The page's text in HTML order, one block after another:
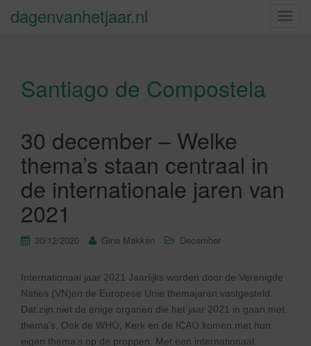
S
dagenvanhetjaar.nl
Santiago de Compostela
30 december – Welke
thema’s staan centraal in
de internationale jaren van
2021
30/12/2020 Gina Makken December
Internationaal jaar 2021 Jaarlijks worden door de Verenigde
Naties (VN)en de Europese Unie themajaren vastgesteld.
Dat zijn niet de enige organen die het jaar 2021 in gaan met
thema’s. Ook de WHO, Kerk en de ICAO komen met hun
eigen thema’s op de proppen. Met een internationaal